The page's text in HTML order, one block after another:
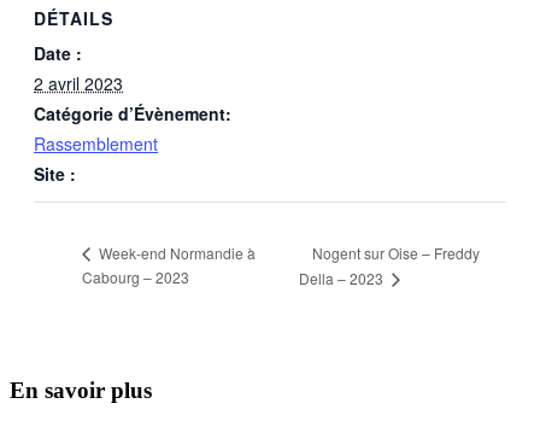
DÉTAILS
Date :
2 avril 2023
Catégorie d’Évènement:
Rassemblement
Site :
Week-end Normandie à
Cabourg – 2023
Nogent sur Oise – Freddy
Della – 2023
En savoir plus